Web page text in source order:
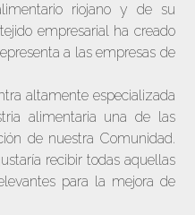
riojano y de su
empresarial ha creado
a las empresas de
altamente especializada
alimentaria una de las
de nuestra Comunidad.
recibir todas aquellas
para la mejora de